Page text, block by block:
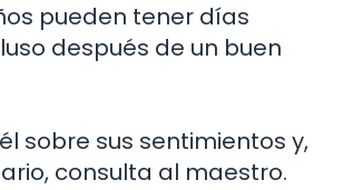
pueden tener días
después de un buen
sobre sus sentimientos y,
consulta al maestro.